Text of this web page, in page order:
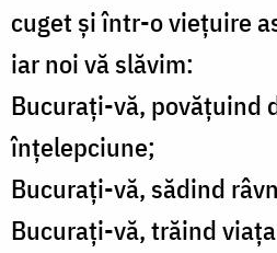
cuget și într-o viețuire
iar noi vă slăvim:
Bucurați-vă, povățuind
înțelepciune;
Bucurați-vă, sădind
Bucurați-vă, trăind